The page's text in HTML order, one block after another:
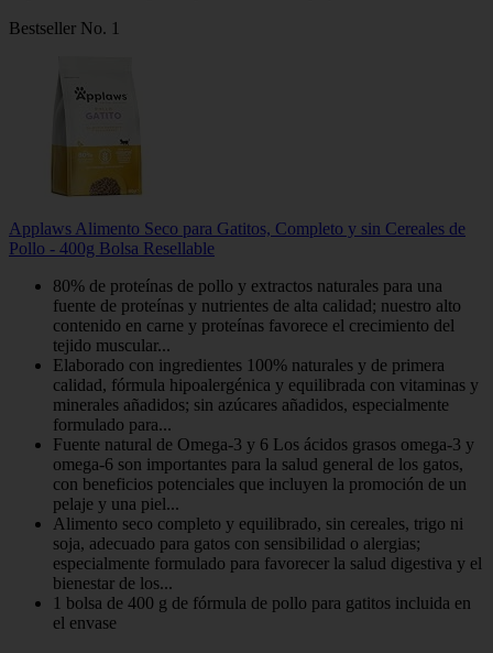
Bestseller No. 1
Applaws Alimento Seco para Gatitos, Completo y sin Cereales de
Pollo - 400g Bolsa Resellable
80% de proteínas de pollo y extractos naturales para una
fuente de proteínas y nutrientes de alta calidad; nuestro alto
contenido en carne y proteínas favorece el crecimiento del
tejido muscular...
Elaborado con ingredientes 100% naturales y de primera
calidad, fórmula hipoalergénica y equilibrada con vitaminas y
minerales añadidos; sin azúcares añadidos, especialmente
formulado para...
Fuente natural de Omega-3 y 6 Los ácidos grasos omega-3 y
omega-6 son importantes para la salud general de los gatos,
con beneficios potenciales que incluyen la promoción de un
pelaje y una piel...
Alimento seco completo y equilibrado, sin cereales, trigo ni
soja, adecuado para gatos con sensibilidad o alergias;
especialmente formulado para favorecer la salud digestiva y el
bienestar de los...
1 bolsa de 400 g de fórmula de pollo para gatitos incluida en
el envase